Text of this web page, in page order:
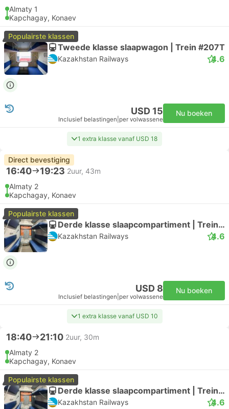
Almaty 1
Kapchagay, Konaev
Populairste klassen
Tweede klasse slaapwagon | Trein #207Т
Kazakhstan Railways 4.6
USD 15
Inclusief belastingen per volwassene
Nu boeken
1 extra klasse vanaf USD 18
Direct bevestiging
16:40 19:23 2uur, 43m
Almaty 2
Kapchagay, Konaev
Populairste klassen
Derde klasse slaapcompartiment | Trein #301Ц
Kazakhstan Railways 4.6
USD 8
Inclusief belastingen per volwassene
Nu boeken
1 extra klasse vanaf USD 10
18:40 21:10 2uur, 30m
Almaty 2
Kapchagay, Konaev
Populairste klassen
Derde klasse slaapcompartiment | Trein #337Т
Kazakhstan Railways 4.6